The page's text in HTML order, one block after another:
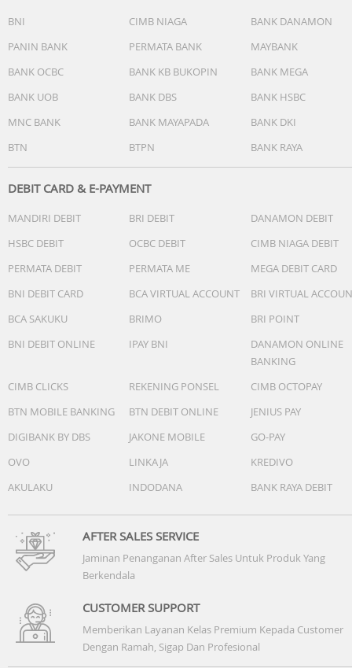
kipas dan intensitas kerja secara cerdas untuk mencapai
Dengan louver yang dapat berputar otomatis ke atas dan
bawah serta roda caster 360 derajat, sirkulasi udara
pengalaman hidup yang lebih segar dan sehat setiap
harinya.
Model: DW-T30FY-H/W
Area Dehumidifying : Hingga 77 m²
Area Air Purifying
: Hingga 37 m²
Teknologi Ion
: Plasmacluster Ion (7.000 ions/cm³)
Jenis Filter: HEPA + Active Carbon Deodorizing (Tahan
Tegangan Listrik
: 220V-240V / 50Hz
Dimensi (P x L x T)
: 359 x 303 x 665 mm
Berat: 18.7 kg
: 26 - 53 dBA
Arah Angin (Louver) : Atas-Bawah (Otomatis) / Kiri-Kanan
(Manual)
Spesifikasi dapat berubah sewaktu-waktu tanpa pemberitahuan. Harap
tanyakan kepada Customer service untuk konfirmasi lebih lanjut
produk.
BNI
CIMB NIAGA
BANK DANAMON
PANIN BANK
PERMATA BANK
MAYBANK
BANK OCBC
BANK KB BUKOPIN
BANK MEGA
BANK UOB
BANK DBS
BANK HSBC
MNC BANK
BANK MAYAPADA
BANK DKI
BTN
BTPN BANK RAYA
DEBIT CARD & E-PAYMENT
MANDIRI DEBIT BRI DEBIT
DANAMON DEBIT
HSBC DEBIT
OCBC DEBIT
CIMB NIAGA DEBIT
PERMATA DEBIT
PERMATA ME
MEGA DEBIT CARD
BNI DEBIT CARD
BCA VIRTUAL ACCOUNT
BRI VIRTUAL
BCA SAKUKU
BRIMO
BRI POINT
BNI DEBIT ONLINE
IPAY BNI
DANAMON ONLINE
BANKING
CIMB CLICKS
REKENING PONSEL
CIMB OCTOPAY
BTN MOBILE BANKING
BTN DEBIT ONLINE
JENIUS PAY
DIGIBANK BY DBS
JAKONE MOBILE
GO-PAY
OVO
LINKAJA
KREDIVO
AKULAKU
INDODANA BANK RAYA DEBIT
AFTER SALES SERVICE
Jaminan Penanganan After Sales Untuk Produk Yang
Berkendala
CUSTOMER SUPPORT
Memberikan Layanan Kelas Premium Kepada Customer
Dengan Ramah, Sigap Dan Profesional